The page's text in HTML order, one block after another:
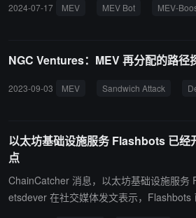
2024-07-17 MEV MEV Bot MEV-
NGC Ventures：MEV 再分配的路径
2023-09-03 MEV Sandwich Attack
以太坊基础设施服务 Flashbots 已经
点
ChainCatcher 消息，以太坊基础设施服务
etsdever 在社交媒体发文表示，Flashbots